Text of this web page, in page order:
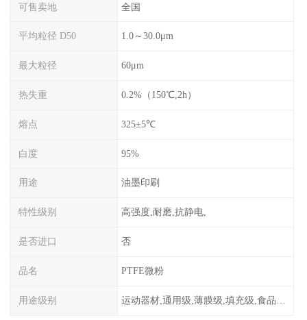
可售卖地 全国
平均粒径 D50 1.0～30.0μm
最大粒径 60μm
热失重 0.2%（150℃,2h）
熔点 325±5℃
白度 95%
用途 油墨印刷
特性级别 高强度,耐磨,抗静电,
是否进口 否
品名 PTFE微粉
用途级别